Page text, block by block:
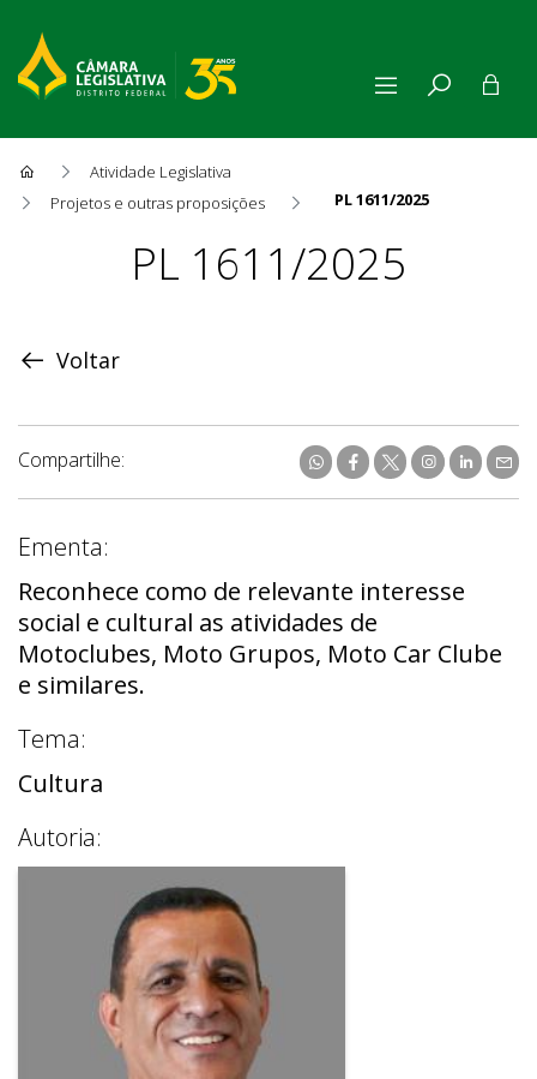
Atividade Legislativa
Projetos e outras proposições
PL 1611/2025
ProposiçãoPL 1611/2025
Voltar
Compartilhe:
Ementa:
Reconhece como de relevante interesse
social e cultural as atividades de
Motoclubes, Moto Grupos, Moto Car Clube
e similares.
Tema:
Cultura
Autoria: